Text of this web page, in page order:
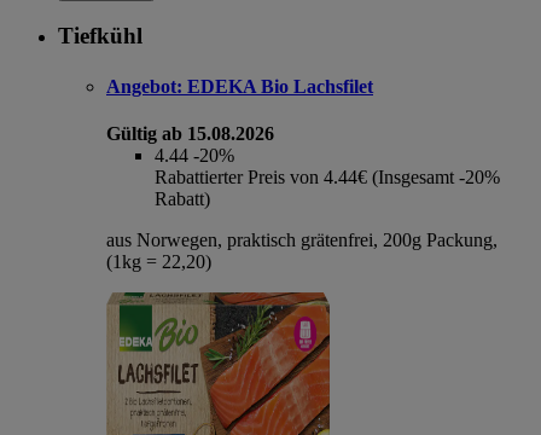
Tiefkühl
Angebot: EDEKA Bio Lachsfilet
Gültig ab 15.08.2026
4.44 -20%
Rabattierter Preis von 4.44€ (Insgesamt -20%
Rabatt)
aus Norwegen, praktisch grätenfrei, 200g Packung,
(1kg = 22,20)